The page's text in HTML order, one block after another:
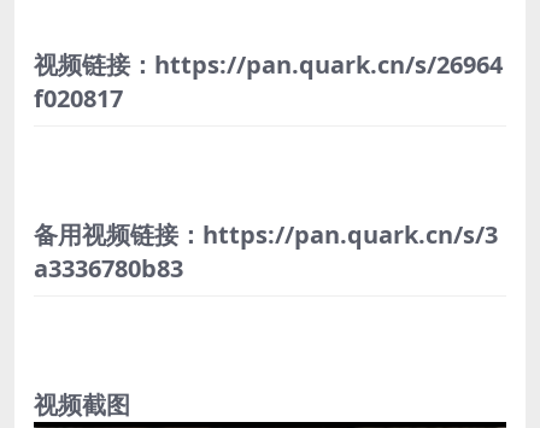
视频链接：https://pan.quark.cn/s/26964
f020817
备用视频链接：https://pan.quark.cn/s/3
a3336780b83
视频截图